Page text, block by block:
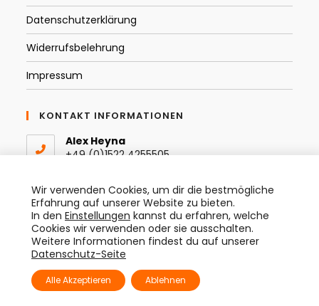
Datenschutzerklärung
Widerrufsbelehrung
Impressum
KONTAKT INFORMATIONEN
Alex Heyna
+49 (0)1522 4255505
Email:
info@thespraytist.deOpens
in
your
application
Instagram
@thespraytist
Wir verwenden Cookies, um dir die bestmögliche
Erfahrung auf unserer Website zu bieten.
In den Einstellungen kannst du erfahren, welche
Cookies wir verwenden oder sie ausschalten.
Weitere Informationen findest du auf unserer
Datenschutz-Seite
Alle Akzeptieren Ablehnen